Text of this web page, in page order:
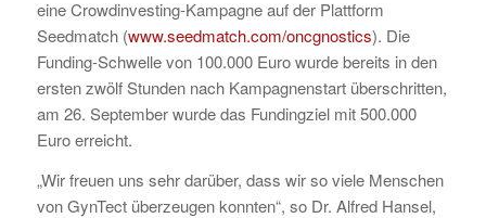
eine Crowdinvesting-Kampagne auf der Plattform
Seedmatch (www.seedmatch.com/oncgnostics). Die
Funding-Schwelle von 100.000 Euro wurde bereits in den
ersten zwölf Stunden nach Kampagnenstart überschritten,
am 26. September wurde das Fundingziel mit 500.000
Euro erreicht.
„Wir freuen uns sehr darüber, dass wir so viele Menschen
von GynTect überzeugen konnten“, so Dr. Alfred Hansel,